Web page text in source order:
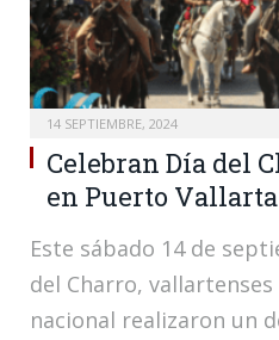
14 SEPTIEMBRE, 2024
Celebran Día del
en Puerto Vallarta
Este sábado 14 de
del Charro,
nacional realizaron un